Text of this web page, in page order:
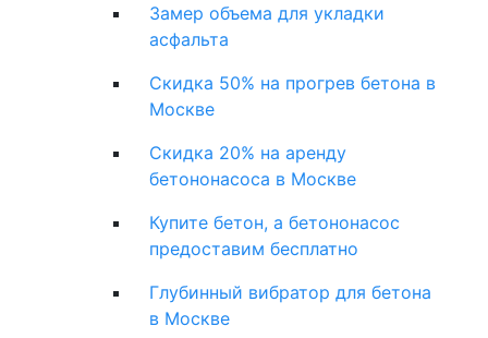
Замер объема для укладки
асфальта
Скидка 50% на прогрев бетона в
Москве
Скидка 20% на аренду
бетононасоса в Москве
Купите бетон, а бетононасос
предоставим бесплатно
Глубинный вибратор для бетона
в Москве